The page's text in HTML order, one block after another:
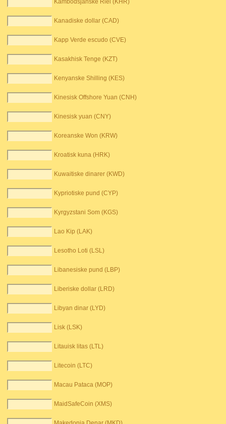
Kambodsjanske Riel (KHR)
Kanadiske dollar (CAD)
Kapp Verde escudo (CVE)
Kasakhisk Tenge (KZT)
Kenyanske Shilling (KES)
Kinesisk Offshore Yuan (CNH)
Kinesisk yuan (CNY)
Koreanske Won (KRW)
Kroatisk kuna (HRK)
Kuwaitiske dinarer (KWD)
Kypriotiske pund (CYP)
Kyrgyzstani Som (KGS)
Lao Kip (LAK)
Lesotho Loti (LSL)
Libanesiske pund (LBP)
Liberiske dollar (LRD)
Libyan dinar (LYD)
Lisk (LSK)
Litauisk litas (LTL)
Litecoin (LTC)
Macau Pataca (MOP)
MaidSafeCoin (XMS)